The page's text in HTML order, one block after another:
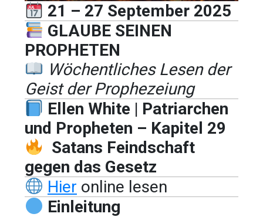
21 – 27 September 2025
GLAUBE SEINEN
PROPHETEN
Wöchentliches Lesen der
Geist der Prophezeiung
Ellen White | Patriarchen
und Propheten – Kapitel 29
Satans Feindschaft
gegen das Gesetz
Hier online lesen
Einleitung